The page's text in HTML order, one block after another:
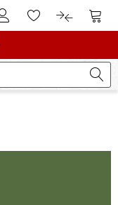
Al conto clienteAlla lista
Al Al